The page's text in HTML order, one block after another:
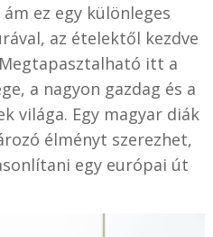
ez egy különleges
az ételektől kezdve
itt a
a nagyon gazdag és a
világa. Egy magyar diák
élményt szerezhet,
egy európai út